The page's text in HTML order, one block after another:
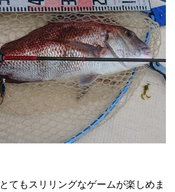
てもスリリングなゲームが楽しめま